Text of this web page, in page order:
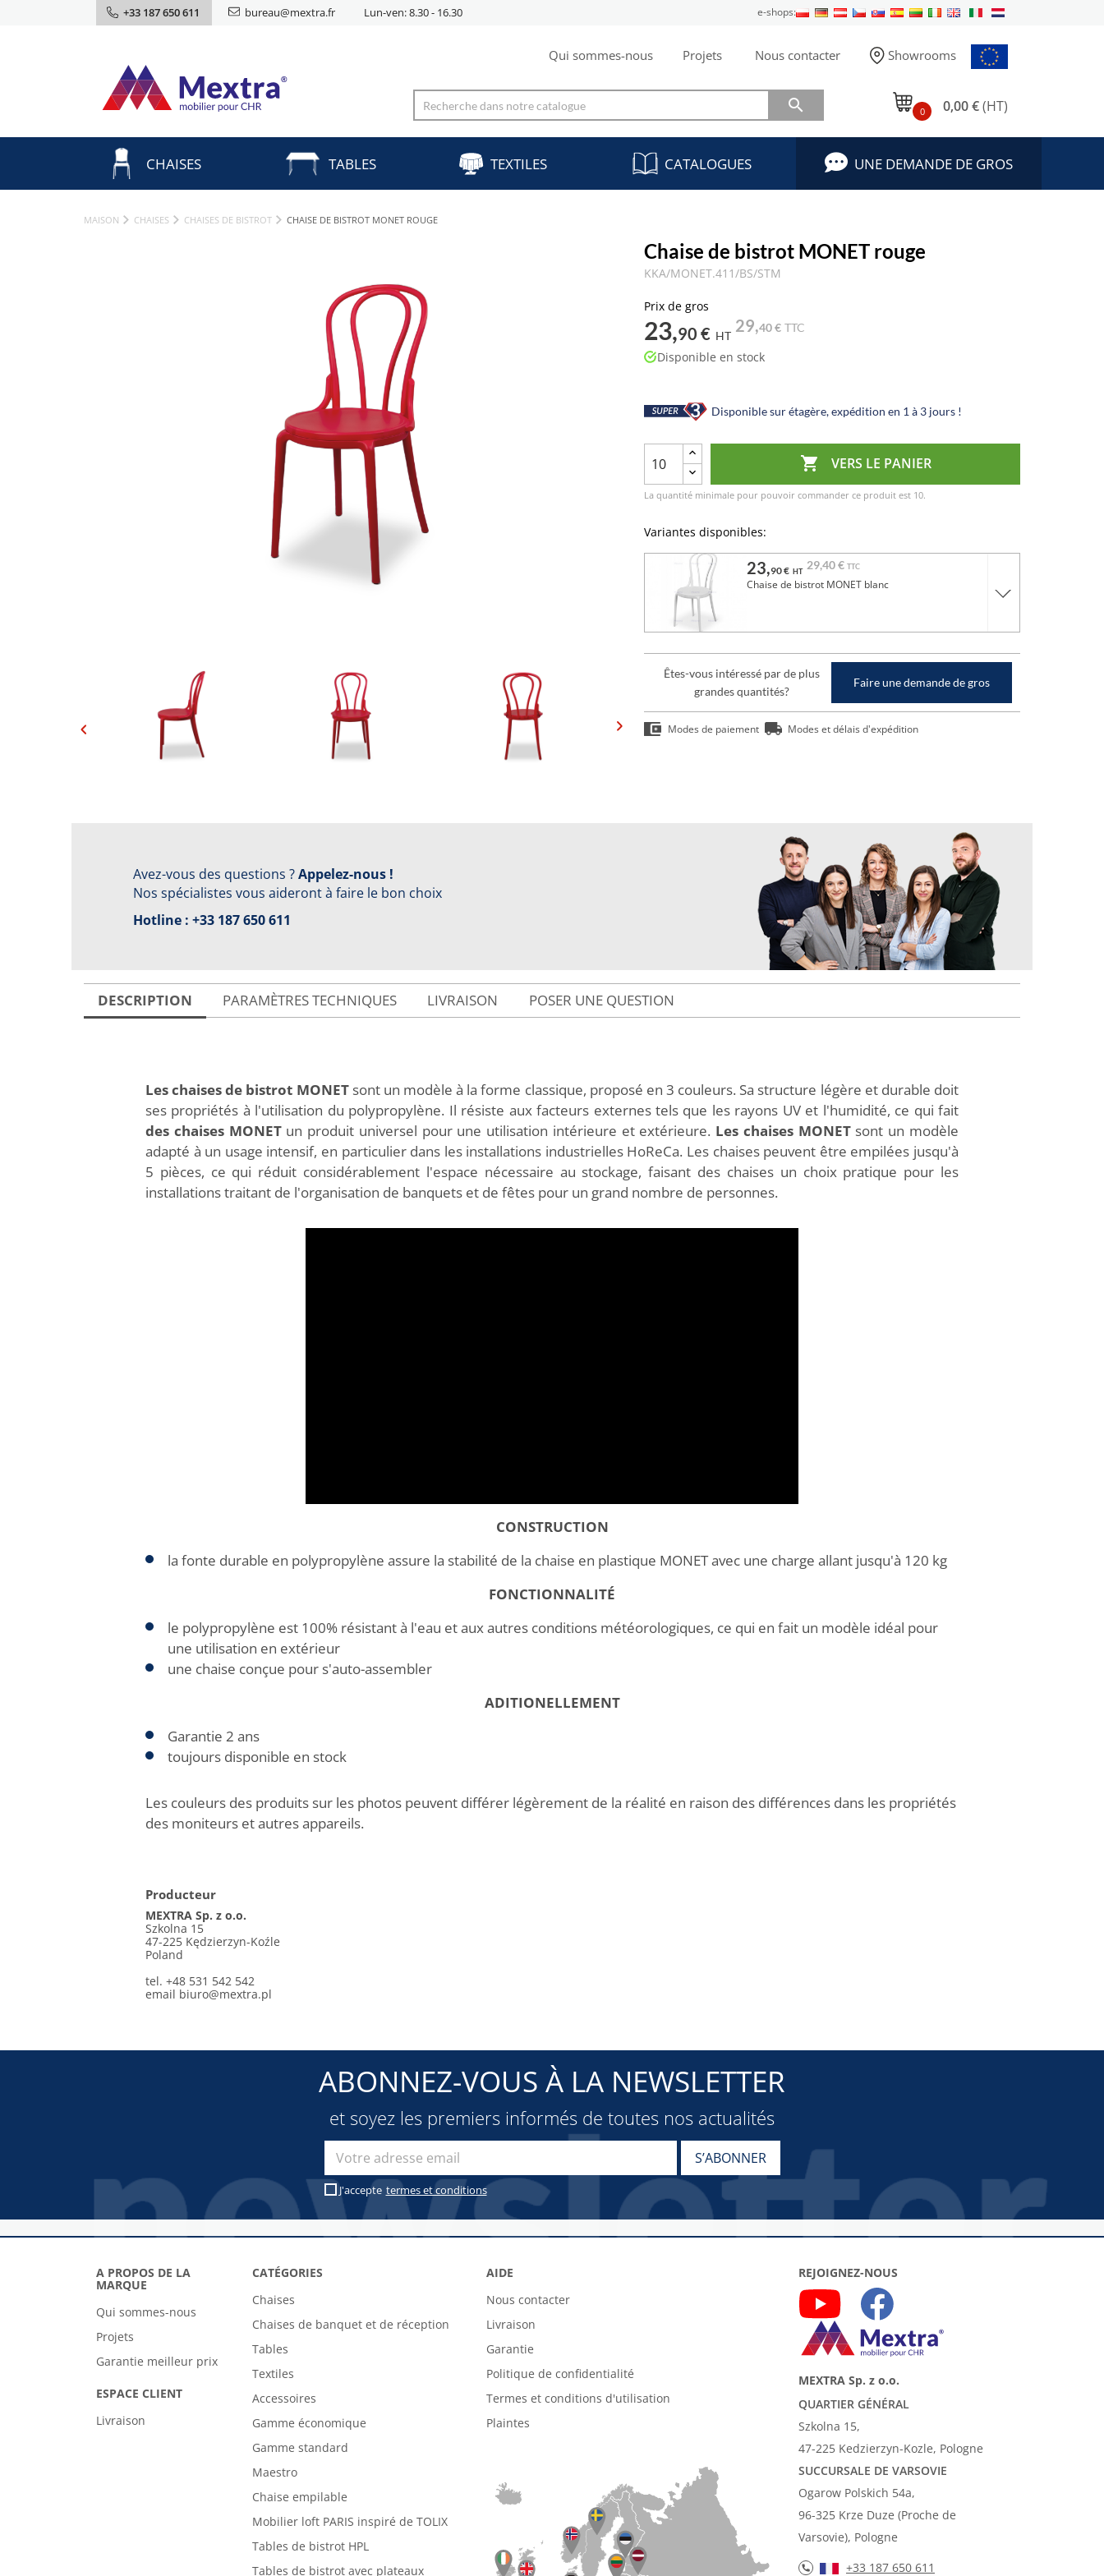
+33 187 650 611 bureau@mextra.fr Lun-ven: 8.30 - 16.30 e-shops:
Qui sommes-nous Projets Nous contacter Showrooms
 0 0,00 €(HT)
CHAISES TABLES TEXTILES CATALOGUES UNE DEMANDE DE GROS
MAISON CHAISES CHAISES DE BISTROT CHAISE DE BISTROT MONET ROUGE
Chaise de bistrot MONET rouge
KKA/MONET.411/BS/STM
Prix de gros
23,90 € HT
29,40 € TTC
Disponible en stock
Disponible sur étagère, expédition en 1 à 3 jours !
 VERS LE PANIER
La quantité minimale pour pouvoir commander ce produit est 10.
Variantes disponibles:
23,90 € HT 29,40 € TTC
Chaise de bistrot MONET blanc
Êtes-vous intéressé par de plus
grandes quantités?
Faire une demande de gros
Modes de paiement Modes et délais d'expédition
Avez-vous des questions ?Appelez-nous !
Nos spécialistes vous aideront à faire le bon choix
Hotline : +33 187 650 611
DESCRIPTION PARAMÈTRES TECHNIQUES LIVRAISON POSER UNE QUESTION
Les chaises de bistrot MONETsont un modèle à la forme classique, proposé en 3 couleurs. Sa structure légère et durable doit
ses propriétés à l'utilisation du polypropylène. Il résiste aux facteurs externes tels que les rayons UV et l'humidité, ce qui fait
des chaises MONETun produit universel pour une utilisation intérieure et extérieure. Les chaises MONETsont un modèle
adapté à un usage intensif, en particulier dans les installations industrielles HoReCa. Les chaises peuvent être empilées jusqu'à
5 pièces, ce qui réduit considérablement l'espace nécessaire au stockage, faisant des chaises un choix pratique pour les
installations traitant de l'organisation de banquets et de fêtes pour un grand nombre de personnes.
CONSTRUCTION
la fonte durable en polypropylène assure la stabilité de la chaise en plastique MONET avec une charge allant jusqu'à 120 kg
FONCTIONNALITÉ
le polypropylène est 100% résistant à l'eau et aux autres conditions météorologiques, ce qui en fait un modèle idéal pour
une utilisation en extérieur
une chaise conçue pour s'auto-assembler
ADITIONELLEMENT
Garantie 2 ans
toujours disponible en stock
Les couleurs des produits sur les photos peuvent différer légèrement de la réalité en raison des différences dans les propriétés
des moniteurs et autres appareils.
Producteur
MEXTRA Sp. z o.o.
Szkolna 15
47-225 Kędzierzyn-Koźle
Poland
tel. +48 531 542 542
email biuro@mextra.pl
ABONNEZ-VOUS À LA NEWSLETTER
et soyez les premiers informés de toutes nos actualités
J'accepte termes et conditions
A PROPOS DE LA
MARQUE
Qui sommes-nous
Projets
Garantie meilleur prix
ESPACE CLIENT
Livraison
CATÉGORIES
Chaises
Chaises de banquet et de réception
Tables
Textiles
Accessoires
Gamme économique
Gamme standard
Maestro
Chaise empilable
Mobilier loft PARIS inspiré de TOLIX
Tables de bistrot HPL
Tables de bistrot avec plateaux
AIDE
Nous contacter
Livraison
Garantie
Politique de confidentialité
Termes et conditions d'utilisation
Plaintes
REJOIGNEZ-NOUS
MEXTRA Sp. z o.o.
QUARTIER GÉNÉRAL
Szkolna 15,
47-225 Kedzierzyn-Kozle, Pologne
SUCCURSALE DE VARSOVIE
Ogarow Polskich 54a,
96-325 Krze Duze (Proche de
Varsovie), Pologne
+33 187 650 611